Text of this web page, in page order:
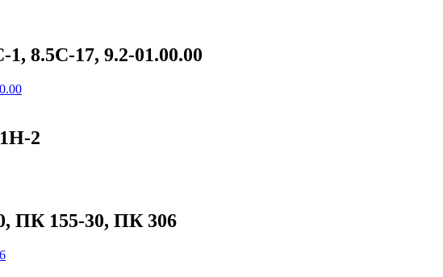
8.5С-17, 9.2-01.00.00
2
ПК 155-30, ПК 306